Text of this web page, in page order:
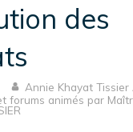
des
Annie Khayat
forums animés par